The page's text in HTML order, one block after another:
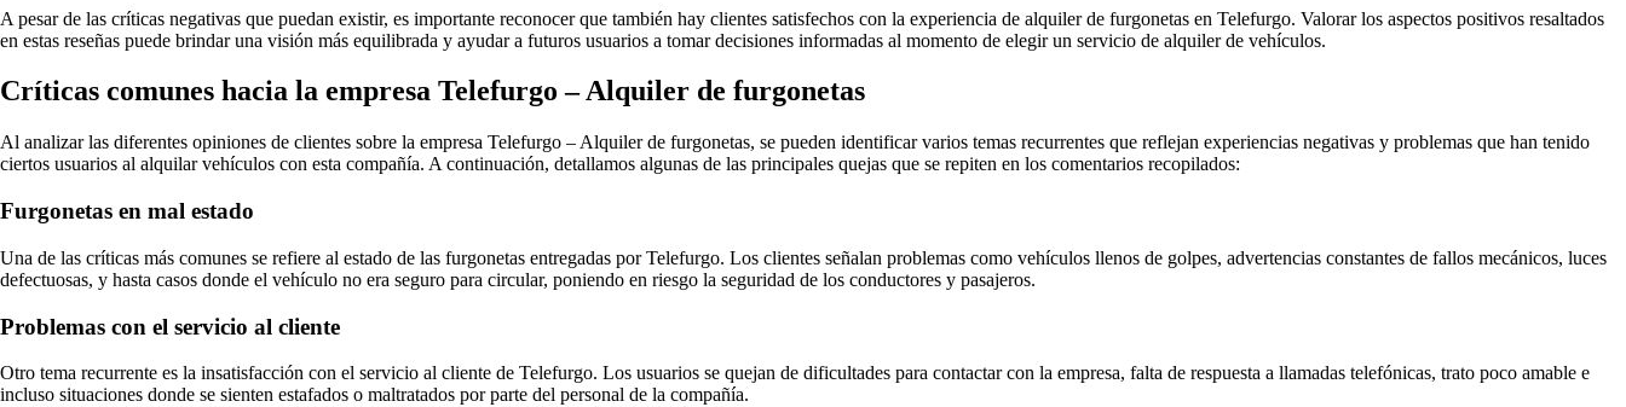
A pesar de las críticas negativas que puedan existir, es importante reconocer que también hay clientes satisfechos con la experiencia de alquiler de furgonetas en Telefurgo. Valorar los aspectos positivos resaltados
en estas reseñas puede brindar una visión más equilibrada y ayudar a futuros usuarios a tomar decisiones informadas al momento de elegir un servicio de alquiler de vehículos.
Críticas comunes hacia la empresa Telefurgo – Alquiler de furgonetas
Al analizar las diferentes opiniones de clientes sobre la empresa Telefurgo – Alquiler de furgonetas, se pueden identificar varios temas recurrentes que reflejan experiencias negativas y problemas que han tenido
ciertos usuarios al alquilar vehículos con esta compañía. A continuación, detallamos algunas de las principales quejas que se repiten en los comentarios recopilados:
Furgonetas en mal estado
Una de las críticas más comunes se refiere al estado de las furgonetas entregadas por Telefurgo. Los clientes señalan problemas como vehículos llenos de golpes, advertencias constantes de fallos mecánicos, luces
defectuosas, y hasta casos donde el vehículo no era seguro para circular, poniendo en riesgo la seguridad de los conductores y pasajeros.
Problemas con el servicio al cliente
Otro tema recurrente es la insatisfacción con el servicio al cliente de Telefurgo. Los usuarios se quejan de dificultades para contactar con la empresa, falta de respuesta a llamadas telefónicas, trato poco amable e
incluso situaciones donde se sienten estafados o maltratados por parte del personal de la compañía.